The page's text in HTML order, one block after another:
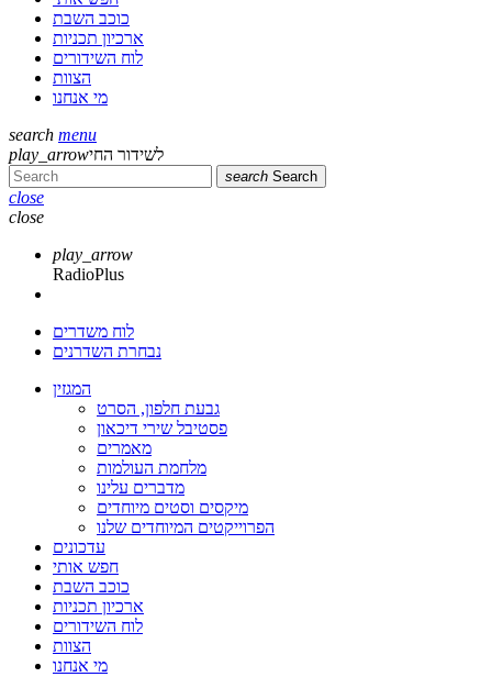
כוכב השבת
ארכיון תכניות
לוח השידורים
הצוות
מי אנחנו
search menu
play_arrowלשידור החי
search Search
close
close
play_arrow
RadioPlus
לוח משדרים
נבחרת השדרנים
המגזין
גבעת חלפון, הסרט
פסטיבל שירי דיכאון
מאמרים
מלחמת העולמות
מדברים עלינו
מיקסים וסטים מיוחדים
הפרוייקטים המיוחדים שלנו
עדכונים
חפש אותי
כוכב השבת
ארכיון תכניות
לוח השידורים
הצוות
מי אנחנו